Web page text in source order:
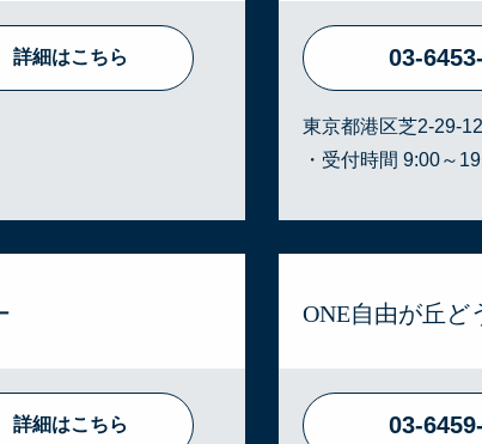
詳細はこちら 03-
東京都港区芝2-29-
・受付時間 9:00～
詳細はこちら
ONE自由が丘ど
03-